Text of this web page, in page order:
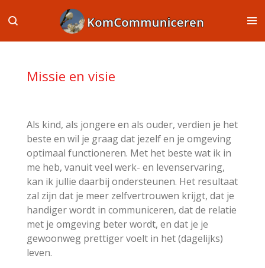
direct
naar
Missie en visie
Als kind, als jongere en als ouder, verdien je het
beste en wil je graag dat jezelf en je omgeving
optimaal functioneren. Met het beste wat ik in
me heb, vanuit veel werk- en levenservaring,
kan ik jullie daarbij ondersteunen. Het resultaat
zal zijn dat je meer zelfvertrouwen krijgt, dat je
handiger wordt in communiceren, dat de relatie
met je omgeving beter wordt, en dat je je
gewoonweg prettiger voelt in het (dagelijks)
leven.